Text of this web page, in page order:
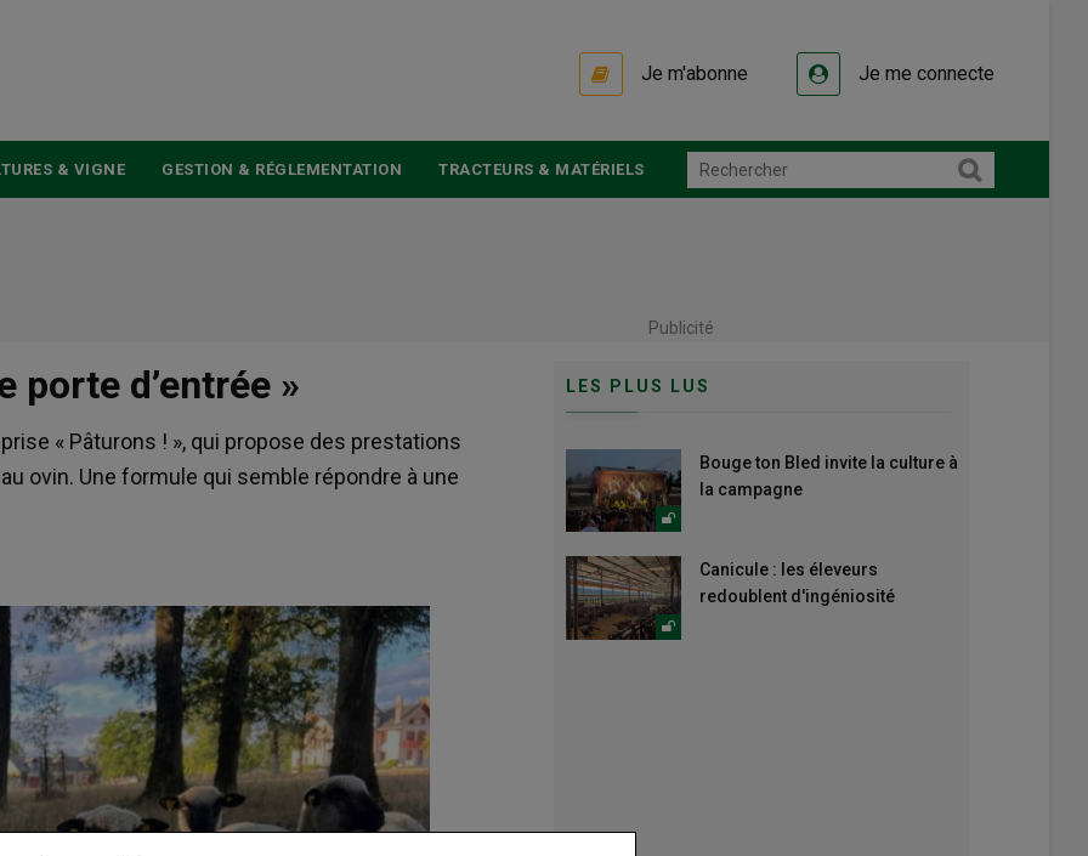
Je m'abonne Je me connecte
& VIGNE GESTION & RÉGLEMENTATION TRACTEURS & MATÉRIELS
Publicité
porte d’entrée »
« Pâturons ! », qui propose des prestations
ovin. Une formule qui semble répondre à une
LES PLUS LUS
Bouge ton Bled invite la culture à
la campagne
Canicule : les éleveurs
redoublent d'ingéniosité